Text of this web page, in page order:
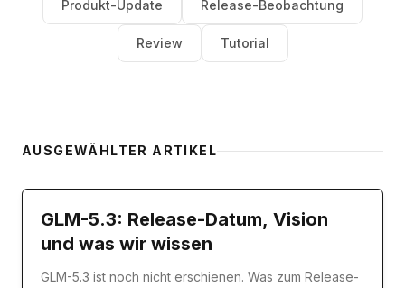
Produkt-Update Release-Beobachtung
Review Tutorial
AUSGEWÄHLTER ARTIKEL
GLM-5.3: Release-Datum, Vision
und was wir wissen
GLM-5.3 ist noch nicht erschienen. Was zum Release-